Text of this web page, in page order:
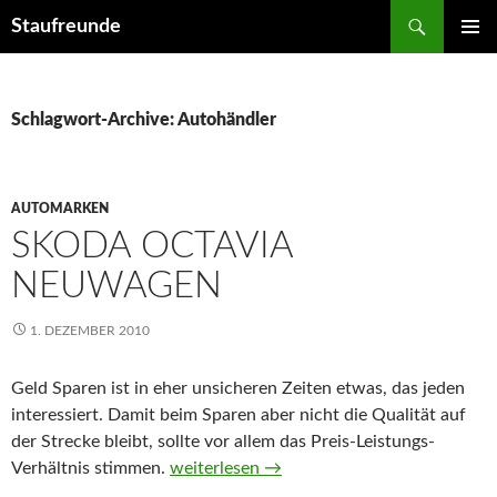
Staufreunde
Schlagwort-Archive: Autohändler
AUTOMARKEN
SKODA OCTAVIA
NEUWAGEN
1. DEZEMBER 2010
Geld Sparen ist in eher unsicheren Zeiten etwas, das jeden
interessiert. Damit beim Sparen aber nicht die Qualität auf
der Strecke bleibt, sollte vor allem das Preis-Leistungs-
Verhältnis stimmen. Skoda Octavia Neuwagen
weiterlesen →